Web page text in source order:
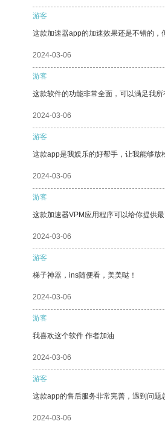
游客
这款加速器app的加速效果还是不错的，
2024-03-06
游客
这款软件的功能非常全面，可以满足我所
2024-03-06
游客
这款app是我娱乐的好帮手，让我能够放
2024-03-06
游客
这款加速器VPM应用程序可以给你提供
2024-03-06
游客
梯子神器，ins随便看，美美哒！
2024-03-06
游客
我喜欢这个软件 作者加油
2024-03-06
游客
这款app的售后服务非常完善，遇到问题
2024-03-06